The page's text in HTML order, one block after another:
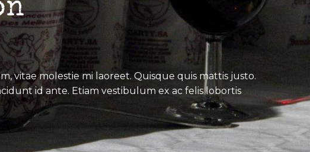
vitae molestie mi laoreet. Quisque quis mattis justo.
id ante. Etiam vestibulum ex ac felis lobortis